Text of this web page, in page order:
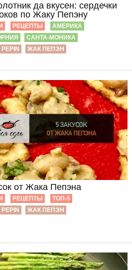
да вкусен: сердечки
по Жаку Пепэну
РЕЦЕПТЫ
АМЕРИКА
САНТА-МОНИКА
ЖАК ПЕПЭН
от Жака Пепэна
РЕЦЕПТЫ
ТОП-5
ЖАК ПЕПЭН